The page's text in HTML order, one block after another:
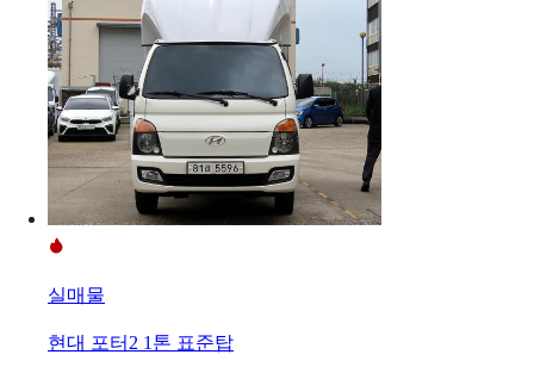
실매물
현대 포터2 1톤 표준탑